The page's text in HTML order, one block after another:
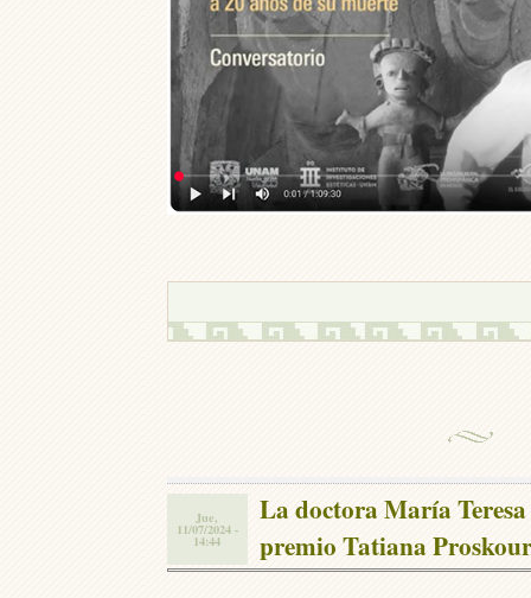
Jue,
11/07/2024 -
14:44
La doctora María
premio Tatiana